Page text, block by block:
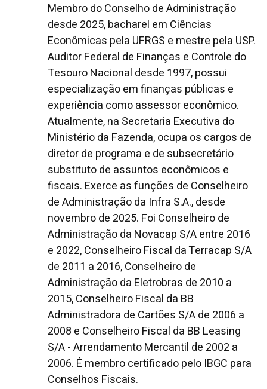
Membro do Conselho de Administração
desde 2025, bacharel em Ciências
Econômicas pela UFRGS e mestre pela USP.
Auditor Federal de Finanças e Controle do
Tesouro Nacional desde 1997, possui
especialização em finanças públicas e
experiência como assessor econômico.
Atualmente, na Secretaria Executiva do
Ministério da Fazenda, ocupa os cargos de
diretor de programa e de subsecretário
substituto de assuntos econômicos e
fiscais. Exerce as funções de Conselheiro
de Administração da Infra S.A., desde
novembro de 2025. Foi Conselheiro de
Administração da Novacap S/A entre 2016
e 2022, Conselheiro Fiscal da Terracap S/A
de 2011 a 2016, Conselheiro de
Administração da Eletrobras de 2010 a
2015, Conselheiro Fiscal da BB
Administradora de Cartões S/A de 2006 a
2008 e Conselheiro Fiscal da BB Leasing
S/A - Arrendamento Mercantil de 2002 a
2006. É membro certificado pelo IBGC para
Conselhos Fiscais.